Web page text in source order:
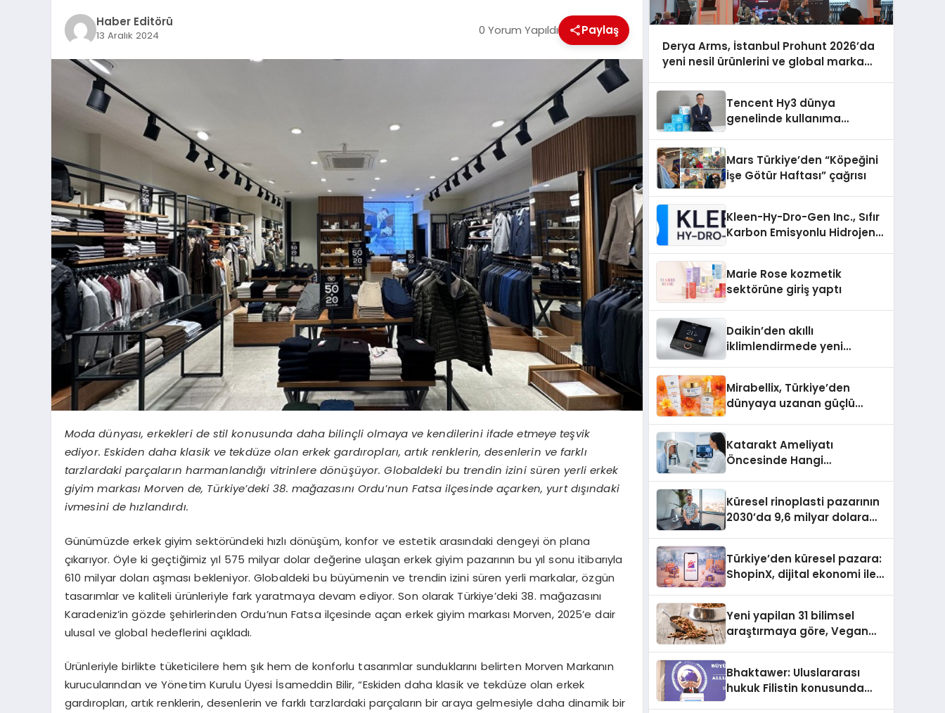
Haber Editörü
13 Aralık 2024 0 Yorum Yapıldı Paylaş
Moda dünyası, erkekleri de stil konusunda daha bilinçli olmaya ve kendilerini ifade etmeye teşvik
ediyor. Eskiden daha klasik ve tekdüze olan erkek gardıropları, artık renklerin, desenlerin ve farklı
tarzlardaki parçaların harmanlandığı vitrinlere dönüşüyor. Globaldeki bu trendin izini süren yerli erkek
giyim markası Morven de, Türkiye’deki 38. mağazasını Ordu’nun Fatsa ilçesinde açarken, yurt dışındaki
ivmesini de hızlandırdı.
Günümüzde erkek giyim sektöründeki hızlı dönüşüm, konfor ve estetik arasındaki dengeyi ön plana
çıkarıyor. Öyle ki geçtiğimiz yıl 575 milyar dolar değerine ulaşan erkek giyim pazarının bu yıl sonu itibarıyla
610 milyar doları aşması bekleniyor. Globaldeki bu büyümenin ve trendin izini süren yerli markalar, özgün
tasarımlar ve kaliteli ürünleriyle fark yaratmaya devam ediyor. Son olarak Türkiye’deki 38. mağazasını
Karadeniz’in gözde şehirlerinden Ordu’nun Fatsa ilçesinde açan erkek giyim markası Morven, 2025’e dair
ulusal ve global hedeflerini açıkladı.
Ürünleriyle birlikte tüketicilere hem şık hem de konforlu tasarımlar sunduklarını belirten Morven Markanın
kurucularından ve Yönetim Kurulu Üyesi İsameddin Bilir, “Eskiden daha klasik ve tekdüze olan erkek
gardıropları, artık renklerin, desenlerin ve farklı tarzlardaki parçaların bir araya gelmesiyle daha dinamik bir
Derya Arms, İstanbul Prohunt 2026’da
yeni nesil ürünlerini ve global marka
Tencent Hy3 dünya
genelinde kullanıma
Mars Türkiye’den “Köpeğini
İşe Götür Haftası” çağrısı
Kleen-Hy-Dro-Gen Inc., Sıfır
Karbon Emisyonlu Hidrojen
Aldı
Marie Rose kozmetik
sektörüne giriş yaptı
Daikin’den akıllı
iklimlendirmede yeni
Mirabellix, Türkiye’den
dünyaya uzanan güçlü
Katarakt Ameliyatı
Öncesinde Hangi
Küresel rinoplasti pazarının
2030’da 9,6 milyar dolara
Türkiye’den küresel pazara:
ShopinX, dijital ekonomi ile
Yeni yapilan 31 bilimsel
araştırmaya göre, Vegan
Sindirildiğini Ortaya Koydu
Bhaktawer: Uluslararası
hukuk Filistin konusunda